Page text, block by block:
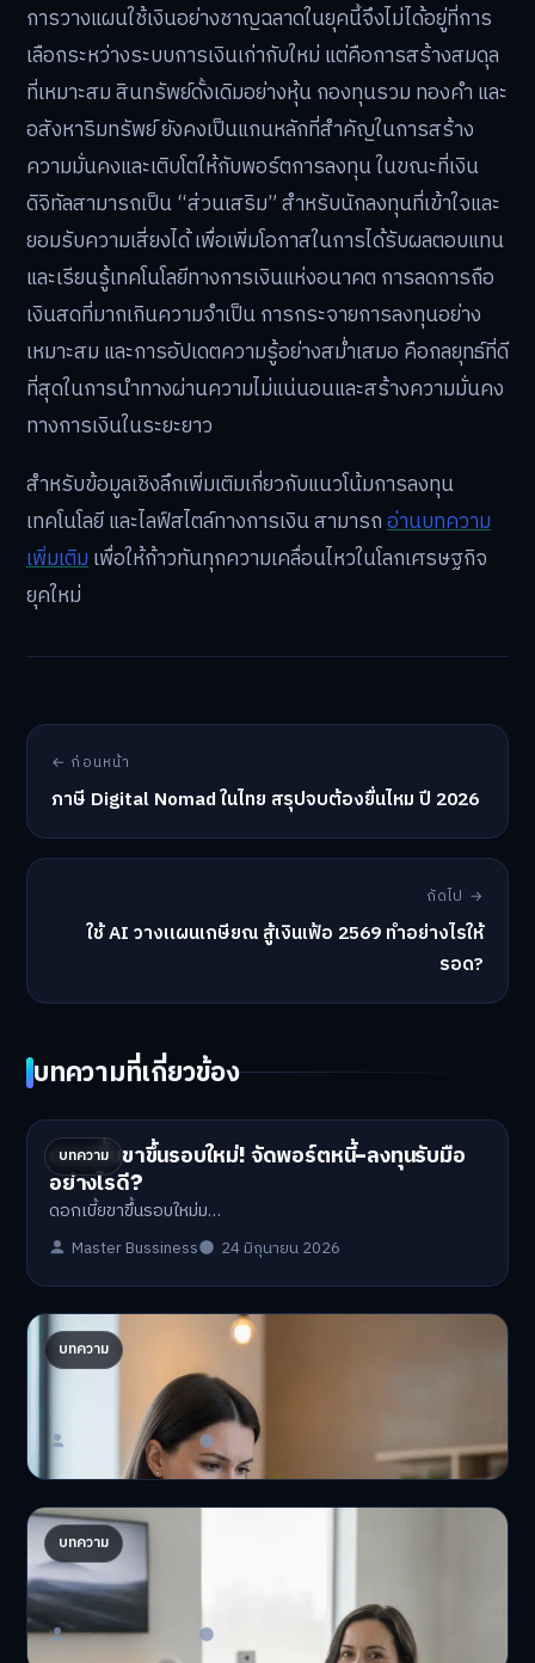
การวางแผนใช้เงินอย่างชาญฉลาดในยุคนี้จึงไม่ได้อยู่ที่การ
เลือกระหว่างระบบการเงินเก่ากับใหม่ แต่คือการสร้างสมดุล
ที่เหมาะสม สินทรัพย์ดั้งเดิมอย่างหุ้น กองทุนรวม ทองคำ และ
อสังหาริมทรัพย์ ยังคงเป็นแกนหลักที่สำคัญในการสร้าง
ความมั่นคงและเติบโตให้กับพอร์ตการลงทุน ในขณะที่เงิน
ดิจิทัลสามารถเป็น “ส่วนเสริม” สำหรับนักลงทุนที่เข้าใจและ
ยอมรับความเสี่ยงได้ เพื่อเพิ่มโอกาสในการได้รับผลตอบแทน
และเรียนรู้เทคโนโลยีทางการเงินแห่งอนาคต การลดการถือ
เงินสดที่มากเกินความจำเป็น การกระจายการลงทุนอย่าง
เหมาะสม และการอัปเดตความรู้อย่างสม่ำเสมอ คือกลยุทธ์ที่ดี
ที่สุดในการนำทางผ่านความไม่แน่นอนและสร้างความมั่นคง
ทางการเงินในระยะยาว
สำหรับข้อมูลเชิงลึกเพิ่มเติมเกี่ยวกับแนวโน้มการลงทุน
เทคโนโลยี และไลฟ์สไตล์ทางการเงิน สามารถอ่านบทความ
เพิ่มเติมเพื่อให้ก้าวทันทุกความเคลื่อนไหวในโลกเศรษฐกิจ
ยุคใหม่
← ก่อนหน้า
ภาษี Digital Nomad ในไทย สรุปจบต้องยื่นไหม ปี 2026
ถัดไป →
ใช้ AI วางแผนเกษียณ สู้เงินเฟ้อ 2569 ทำอย่างไรให้
รอด?
บทความที่เกี่ยวข้อง
บทความ
ดอกเบี้ยขาขึ้นรอบใหม่! จัดพอร์ตหนี้-ลงทุนรับมือ
อย่างไรดี?
ดอกเบี้ยขาขึ้นรอบใหม่ม…
Master Bussiness 24 มิถุนายน 2026
บทความ
ปรับพอร์ตรับ ‘เงินดิจิทัล 2.0’ จัดสรรงบอย่างไรไม่
ให้พัง
'เงินดิจิทัล 2.0' มาแล…
Master Bussiness 23 มิถุนายน 2026
บทความ
AI จัดพอร์ตให้ปัง! เทรนด์ลงทุนยุคใหม่ ไม่ต้องเฝ้า
จอ
AI จัดพอร์ตให้ปัง! หมด…
Master Bussiness 23 มิถุนายน 2026